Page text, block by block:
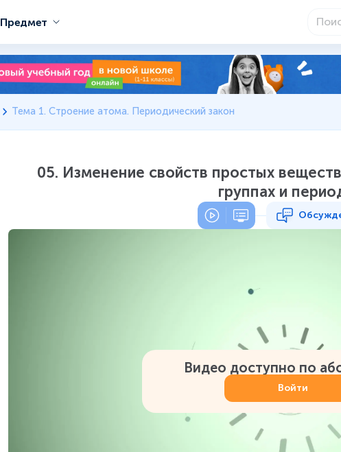
Предмет
Тема 1. Строение атома. Периодический закон
05. Изменение свойств простых
группах и
Видео доступно по
Войти